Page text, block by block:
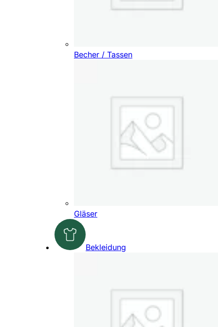
Becher / Tassen
Gläser
Bekleidung